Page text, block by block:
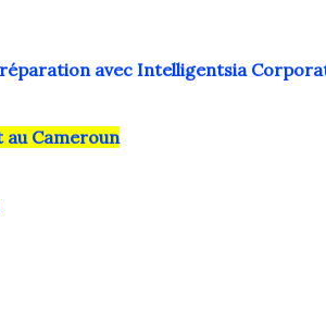
avec Intelligentsia
Cameroun